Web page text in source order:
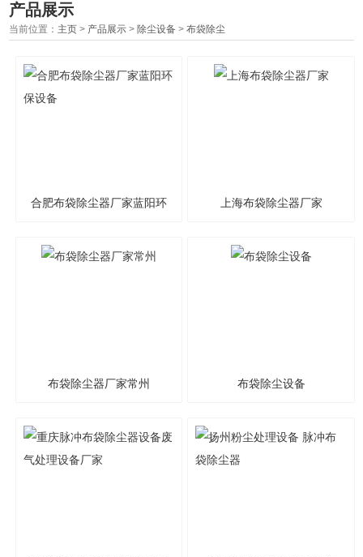
产品展示
当前位置： 主页 > 产品展示 > 除尘设备 >布袋除尘
合肥布袋除尘器厂家蓝阳环 上海布袋除尘器厂家
布袋除尘器厂家常州 布袋除尘设备